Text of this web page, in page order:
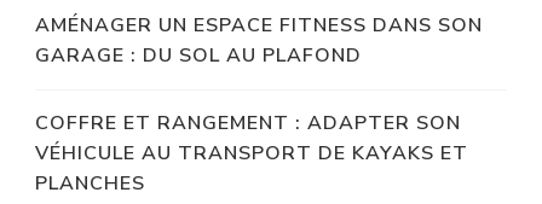
AMÉNAGER UN ESPACE FITNESS DANS SON
GARAGE : DU SOL AU PLAFOND
COFFRE ET RANGEMENT : ADAPTER SON
VÉHICULE AU TRANSPORT DE KAYAKS ET
PLANCHES